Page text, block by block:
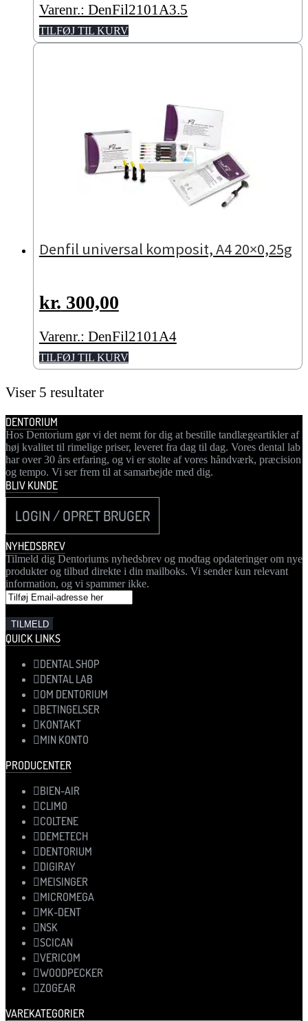
Varenr.: DenFil2101A3.5
TILFØJ TIL KURV
Denfil universal komposit, A4 20×0,25g
kr. 300,00
Varenr.: DenFil2101A4
TILFØJ TIL KURV
Viser 5 resultater
DENTORIUM
Hos Dentorium gør vi det nemt for dig at bestille tandlægeartikler af
høj kvalitet til rimelige priser, leveret fra dag til dag. Vores dental lab
har over 30 års erfaring, og vi er stolte af vores håndværk, præcision
og tempo. Vi ser frem til at samarbejde med dig.
BLIV KUNDE
LOGIN / OPRET BRUGER
NYHEDSBREV
Tilmeld dig Dentoriums nyhedsbrev og modtag opdateringer om nye
produkter og tilbud direkte i din mailboks. Vi sender kun relevant
information, og vi spammer ikke.
QUICK LINKS
DENTAL SHOP
DENTAL LAB
OM DENTORIUM
BETINGELSER
KONTAKT
MIN KONTO
PRODUCENTER
BIEN-AIR
CLIMO
COLTENE
DEMETECH
DENTORIUM
DIGIRAY
MEISINGER
MICROMEGA
MK-DENT
NSK
SCICAN
VERICOM
WOODPECKER
ZOGEAR
VAREKATEGORIER